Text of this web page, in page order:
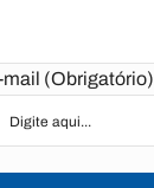
mail (Obrigatório)